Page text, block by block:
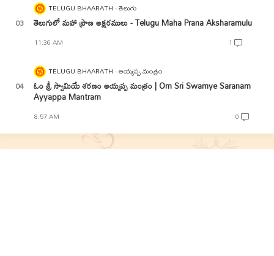
TELUGU BHAARATH తెలుగు
తెలుగులో మహా ప్రాణ అక్షరములు - Telugu Maha Prana Aksharamulu
11:36 AM 1
TELUGU BHAARATH అయ్యప్ప మంత్రం
ఓం శ్రీ స్వామియే శరణం అయ్యప్ప మంత్రం | Om Sri Swamye Saranam
Ayyappa Mantram
8:57 AM 0